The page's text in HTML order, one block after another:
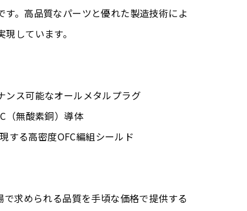
。高品質なパーツと優れた製造技術によ
しています。
ンス可能なオールメタルプラグ
（無酸素銅）導体
する高密度OFC編組シールド
求められる品質を手頃な価格で提供する